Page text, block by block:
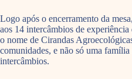
Logo após o encerramento da
aos 14 intercâmbios de
o nome de Cirandas
comunidades, e não só uma
intercâmbios.